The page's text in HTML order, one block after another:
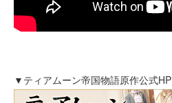
▼ティアムーン帝国物語原作公式HP